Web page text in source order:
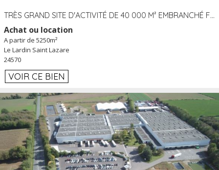
TRÈS GRAND SITE D'ACTIVITÉ DE 40 000 M² EMBRANCHÉ FER AU LARDIN SAINT LAZARE (24) PROCHE A89 À LOUER
Achat ou location
A partir de 5250m²
Le Lardin Saint Lazare
24570
VOIR CE BIEN